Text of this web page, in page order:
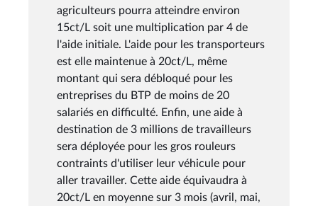
agriculteurs pourra atteindre environ
15ct/L soit une multiplication par 4 de
l'aide initiale. L'aide pour les transporteurs
est elle maintenue à 20ct/L, même
montant qui sera débloqué pour les
entreprises du BTP de moins de 20
salariés en difficulté. Enfin, une aide à
destination de 3 millions de travailleurs
sera déployée pour les gros rouleurs
contraints d'utiliser leur véhicule pour
aller travailler. Cette aide équivaudra à
20ct/L en moyenne sur 3 mois (avril, mai,